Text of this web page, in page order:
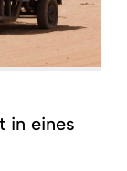
in eines